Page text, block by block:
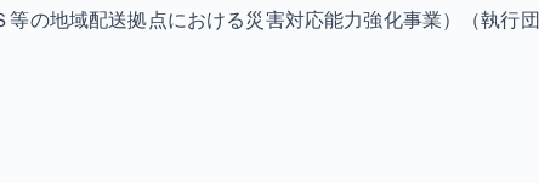
の地域配送拠点における災害対応能力強化事業）（執行団